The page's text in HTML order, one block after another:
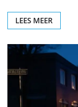
LEES MEER